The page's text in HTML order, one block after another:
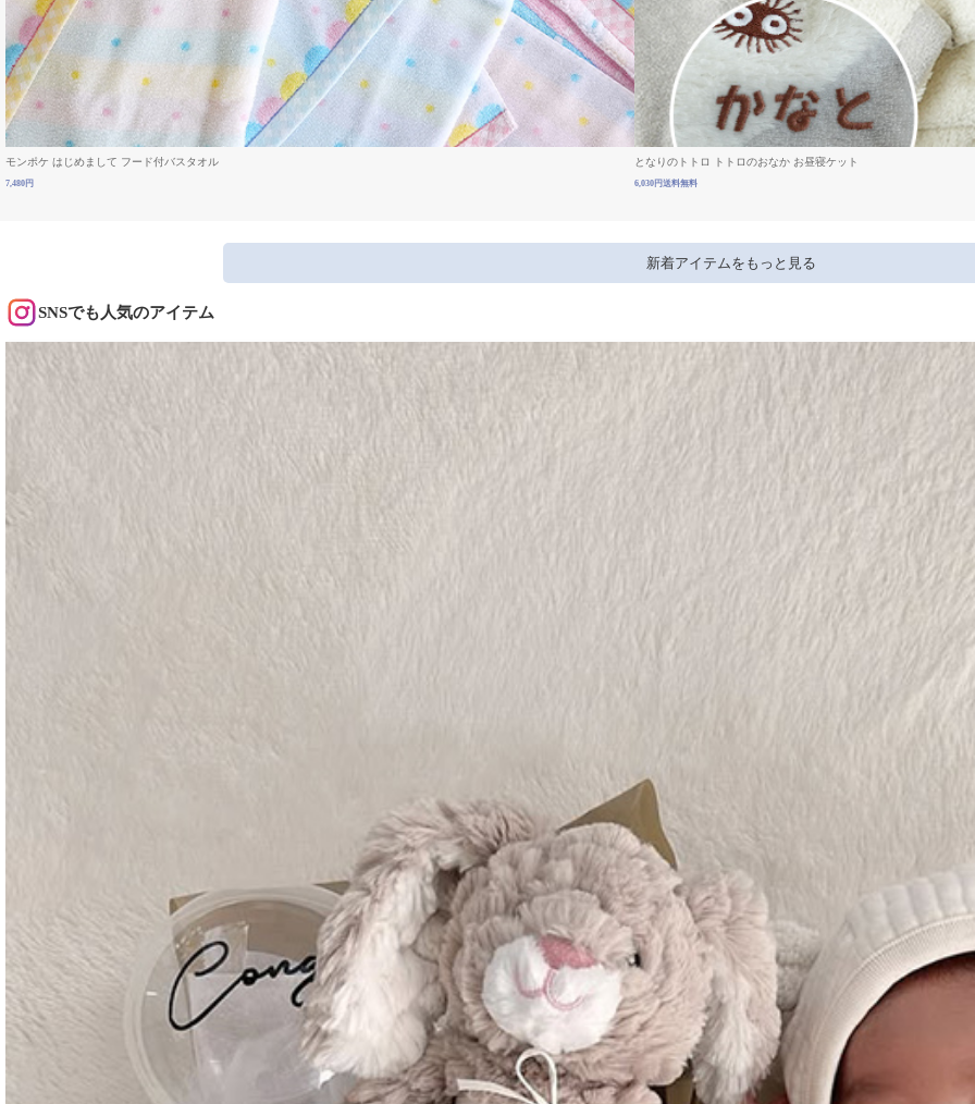
モンポケ はじめまして フード付バスタオル
7,480円
となりのトトロ トトロのおなか お昼寝ケット
6,030円送料無料
新着アイテムをもっと見る
SNSでも人気のアイテム